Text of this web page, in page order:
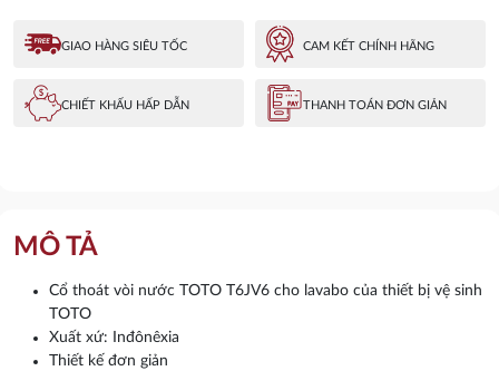
lượng
GIAO HÀNG SIÊU TỐC CAM KẾT CHÍNH HÃNG
CHIẾT KHẤU HẤP DẪN THANH TOÁN ĐƠN GIẢN
MÔ TẢ
Cổ thoát vòi nước TOTO T6JV6 cho lavabo của thiết bị vệ sinh
TOTO
Xuất xứ: Inđônêxia
Thiết kế đơn giản